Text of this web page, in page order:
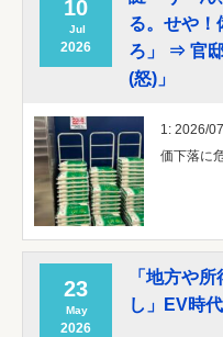
10
Jul
2026
る。せや！
ろ」 ⇒ 官
(怒)」
1: 2026/
価下落に
23
May
2026
「地方や
し」EV時